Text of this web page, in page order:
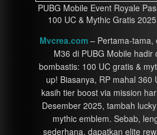
PUBG Mobile Event Royale
100 UC & Mythic Gratis
Mvcrea.com– Pertama-tama,
M36 di PUBG Mobile hadir
bombastis: 100 UC gratis &
up! Biasanya, RP mahal 360
kasih tier boost via mission
Desember 2025, tambah
mythic emblem. Sebab,
sederhana, dapatkan elite